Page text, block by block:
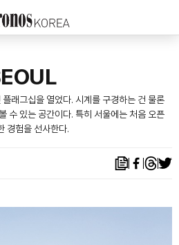
래그십을 열었다. 시계를 구경하는 건 물론
수 있는 공간이다. 특히 서울에는 처음 오픈
경험을 선사한다.